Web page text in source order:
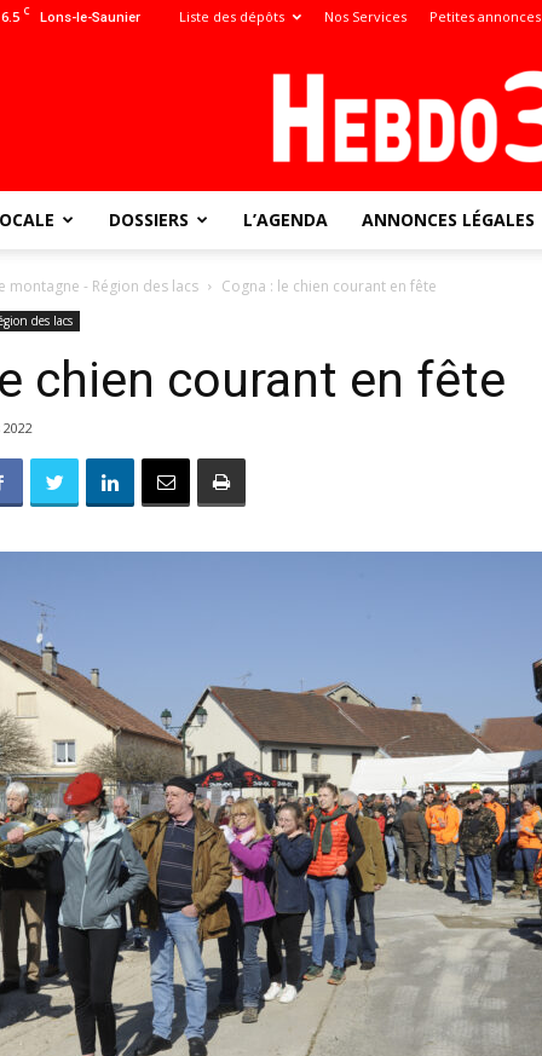
C Lons-le-Saunier Liste des dépôts Nos Services Petites annonces
l'info
locale
DOSSIERS L’AGENDA ANNONCES LÉGALES
montagne - Région des lacs Cogna : le chien courant en fête
des lacs
chien courant en fête